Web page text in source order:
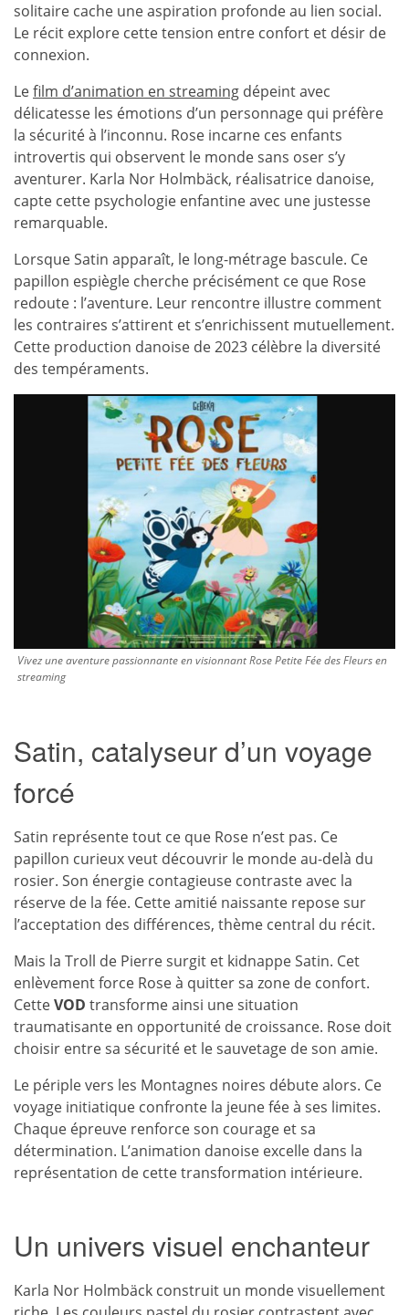
solitaire cache une aspiration profonde au lien social.
Le récit explore cette tension entre confort et désir de
connexion.
Lefilm d’animation en streaming dépeint avec
délicatesse les émotions d’un personnage qui préfère
la sécurité à l’inconnu. Rose incarne ces enfants
introvertis qui observent le monde sans oser s’y
aventurer. Karla Nor Holmbäck, réalisatrice danoise,
capte cette psychologie enfantine avec une justesse
remarquable.
Lorsque Satin apparaît, le long-métrage bascule. Ce
papillon espiègle cherche précisément ce que Rose
redoute : l’aventure. Leur rencontre illustre comment
les contraires s’attirent et s’enrichissent mutuellement.
Cette production danoise de 2023 célèbre la diversité
des tempéraments.
Vivez une aventure passionnante en visionnant Rose Petite Fée des Fleurs en
streaming
Satin, catalyseur d’un voyage
forcé
Satin représente tout ce que Rose n’est pas. Ce
papillon curieux veut découvrir le monde au-delà du
rosier. Son énergie contagieuse contraste avec la
réserve de la fée. Cette amitié naissante repose sur
l’acceptation des différences, thème central du récit.
Mais la Troll de Pierre surgit et kidnappe Satin. Cet
enlèvement force Rose à quitter sa zone de confort.
CetteVOD transforme ainsi une situation
traumatisante en opportunité de croissance. Rose doit
choisir entre sa sécurité et le sauvetage de son amie.
Le périple vers les Montagnes noires débute alors. Ce
voyage initiatique confronte la jeune fée à ses limites.
Chaque épreuve renforce son courage et sa
détermination. L’animation danoise excelle dans la
représentation de cette transformation intérieure.
Un univers visuel enchanteur
Karla Nor Holmbäck construit un monde visuellement